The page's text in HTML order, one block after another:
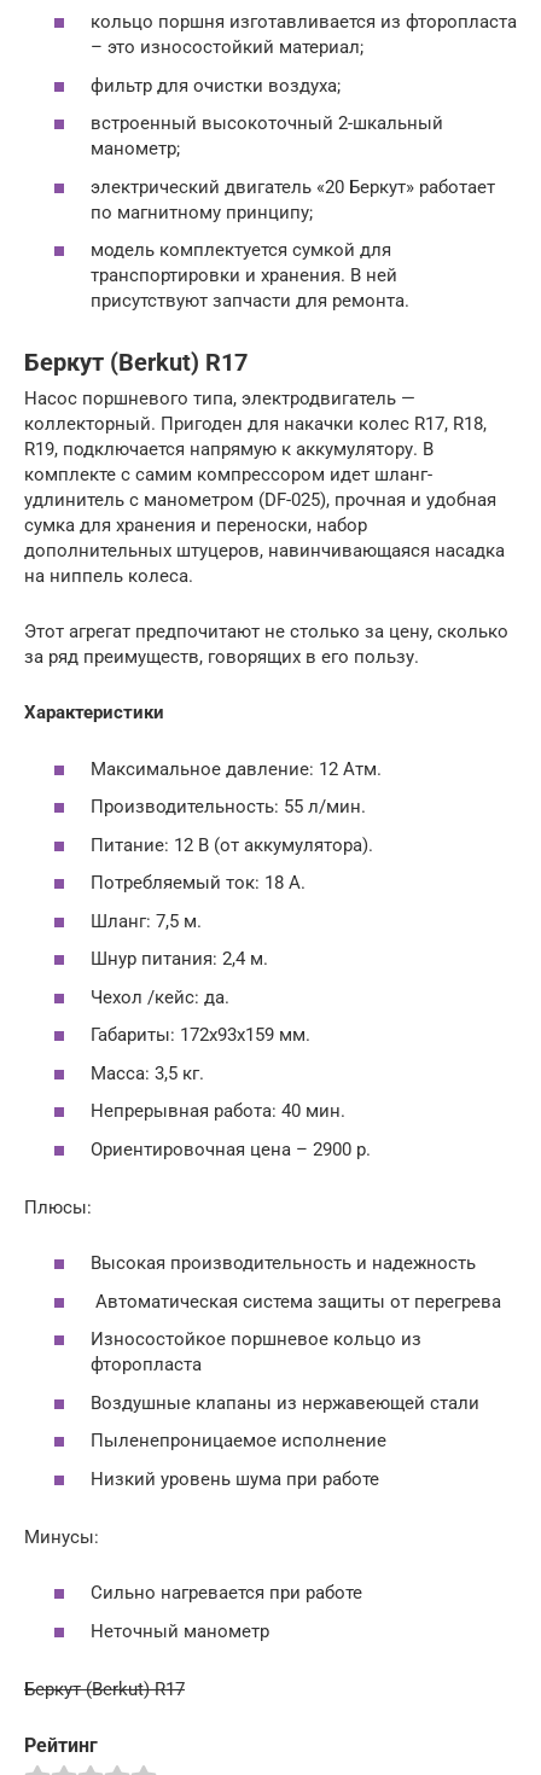
кольцо поршня изготавливается из фторопласта
– это износостойкий материал;
фильтр для очистки воздуха;
встроенный высокоточный 2-шкальный
манометр;
электрический двигатель «20 Беркут» работает
по магнитному принципу;
модель комплектуется сумкой для
транспортировки и хранения. В ней
присутствуют запчасти для ремонта.
Беркут (Berkut) R17
Насос поршневого типа, электродвигатель —
коллекторный. Пригоден для накачки колес R17, R18,
R19, подключается напрямую к аккумулятору. В
комплекте с самим компрессором идет шланг-
удлинитель с манометром (DF-025), прочная и удобная
сумка для хранения и переноски, набор
дополнительных штуцеров, навинчивающаяся насадка
на ниппель колеса.
Этот агрегат предпочитают не столько за цену, сколько
за ряд преимуществ, говорящих в его пользу.
Характеристики
Максимальное давление: 12 Атм.
Производительность: 55 л/мин.
Питание: 12 В (от аккумулятора).
Потребляемый ток: 18 А.
Шлaнг: 7,5 м.
Шнур питания: 2,4 м.
Чехол /кейс: да.
Габариты: 172х93х159 мм.
Масса: 3,5 кг.
Непрерывная работа: 40 мин.
Ориентировочная цена – 2900 р.
Плюсы:
Высокая производительность и надежность
Автоматическая система защиты от перегрева
Износостойкое поршневое кольцо из
фторопласта
Воздушные клапаны из нержавеющей стали
Пыленепроницаемое исполнение
Низкий уровень шума при работе
Минусы:
Сильно нагревается при работе
Неточный манометр
Беркут (Berkut) R17
Рейтинг